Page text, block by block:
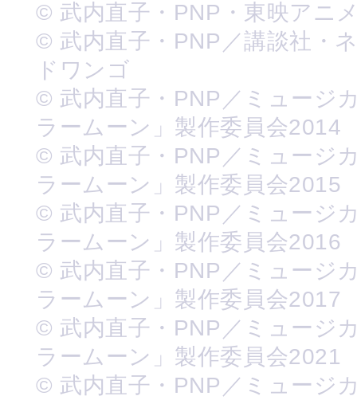
© 武内直子・PNP・東映アニ
© 武内直子・PNP／講談社・
ドワンゴ
© 武内直子・PNP／ミュージ
ラームーン」製作委員会2014
© 武内直子・PNP／ミュージ
ラームーン」製作委員会2015
© 武内直子・PNP／ミュージ
ラームーン」製作委員会2016
© 武内直子・PNP／ミュージ
ラームーン」製作委員会2017
© 武内直子・PNP／ミュージ
ラームーン」製作委員会2021
© 武内直子・PNP／ミュージ